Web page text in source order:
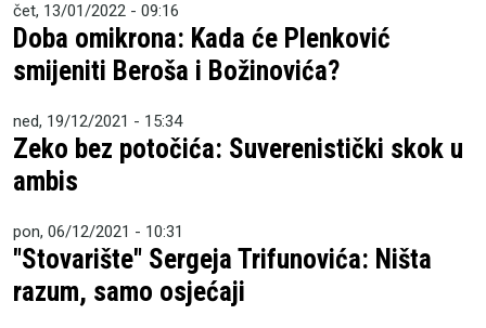
čet, 13/01/2022 - 09:16
Doba omikrona: Kada će Plenković
smijeniti Beroša i Božinovića?
ned, 19/12/2021 - 15:34
Zeko bez potočića: Suverenistički skok u
ambis
pon, 06/12/2021 - 10:31
"Stovarište" Sergeja Trifunovića: Ništa
razum, samo osjećaji